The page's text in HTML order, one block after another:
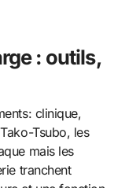
: outils,
Tsubo, les
mais les
tranchent